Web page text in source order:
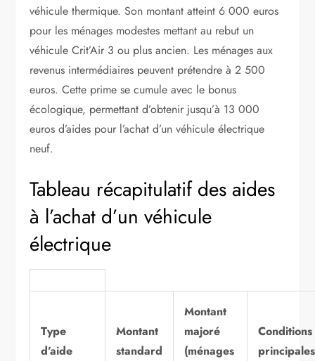
véhicule thermique. Son montant atteint 6 000 euros
pour les ménages modestes mettant au rebut un
véhicule Crit’Air 3 ou plus ancien. Les ménages aux
revenus intermédiaires peuvent prétendre à 2 500
euros. Cette prime se cumule avec le bonus
écologique, permettant d’obtenir jusqu’à 13 000
euros d’aides pour l’achat d’un véhicule électrique
neuf.
Tableau récapitulatif des aides
à l’achat d’un véhicule
électrique
Type
d’aide
Montant
standard
Montant
majoré
(ménages
Conditions
principales